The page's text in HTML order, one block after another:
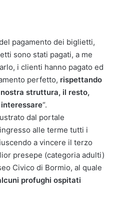
pagamento dei biglietti,
sono stati pagati, a me
i clienti hanno pagato ed
perfetto, rispettando
struttura, il resto,
“.
dal portale
alle terme tutti i
a vincere il terzo
presepe (categoria adulti)
Civico di Bormio, al quale
profughi ospitati